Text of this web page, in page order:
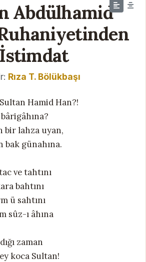
Abdülhamid
İstimdat
Rıza T. Bölükbaşı
Hamid Han?!
bir lahza uyan,
günahına.
ve tahtını
bahtını
ü sahtını
sûz-ı âhına
zaman
koca Sultan!